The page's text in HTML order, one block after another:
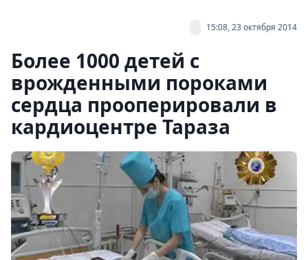
15:08, 23 октября 2014
Более 1000 детей с
врожденными пороками
сердца прооперировали в
кардиоцентре Тараза